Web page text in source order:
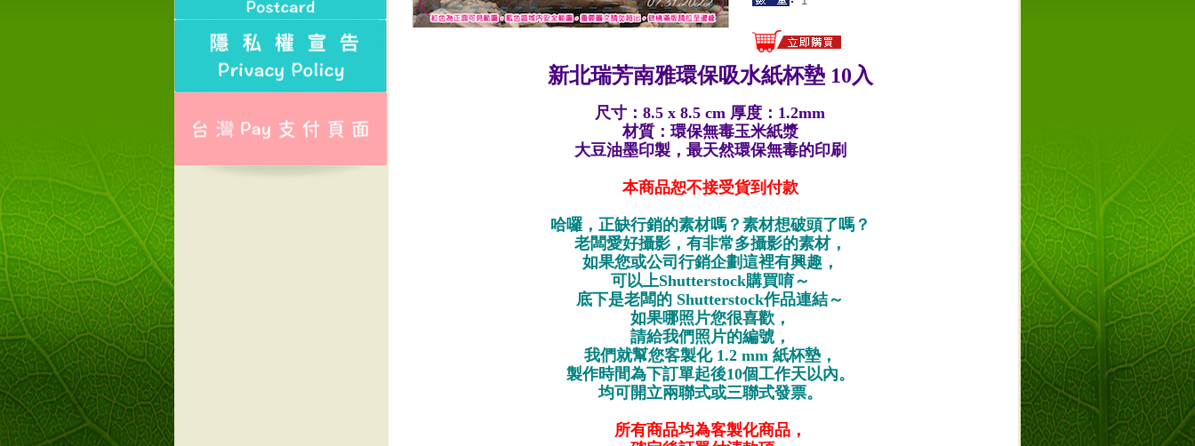
新北瑞芳南雅環保吸水紙杯墊 10入
尺寸：8.5 x 8.5 cm 厚度：1.2mm
材質：環保無毒玉米紙漿
大豆油墨印製，最天然環保無毒的印刷
本商品恕不接受貨到付款
哈囉，正缺行銷的素材嗎？素材想破頭了嗎？
老闆愛好攝影，有非常多攝影的素材，
如果您或公司行銷企劃這裡有興趣，
可以上Shutterstock購買唷～
底下是老闆的 Shutterstock作品連結～
如果哪照片您很喜歡，
請給我們照片的編號，
我們就幫您客製化 1.2 mm 紙杯墊，
製作時間為下訂單起後10個工作天以內。
均可開立兩聯式或三聯式發票。
所有商品均為客製化商品，